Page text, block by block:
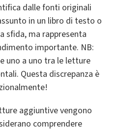
dalle fonti originali
in un libro di testo o
sfida, ma rappresenta
importante. NB:
uno a uno tra le letture
Questa discrepanza è
aggiuntive vengono
comprendere